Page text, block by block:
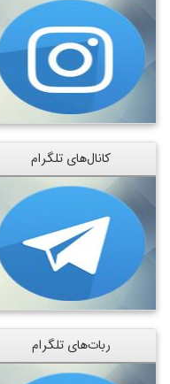
کانال‌های تلگرام
ربات‌های تلگرام